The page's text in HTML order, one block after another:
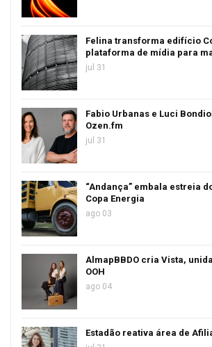
Felina transforma edifício
plataforma de mídia para
jul 31
Fabio Urbanas e Luci
Ozen.fm
jul 31
“Andança” embala estreia
Copa Energia
ago 03
AlmapBBDO cria Vista,
OOH
ago 04
Estadão reativa área de